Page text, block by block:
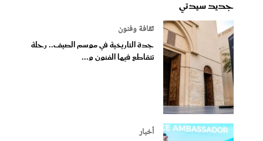
جديد سيدتي
ثقافة وفنون
جدة التاريخية في موسم الصيف.. رحلة
تتقاطع فيها الفنون و...
أخبار